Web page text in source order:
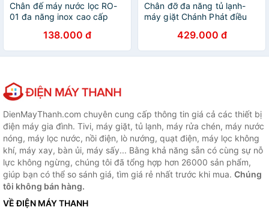
Chân đế máy nước lọc RO-
01 đa năng inox cao cấp
chỉnh kích thước 30x46 cm-
Hàng Chính Hãng
138.000 đ
Chân đỡ đa năng tủ lạnh-
máy giặt Chánh Phát điều
92cm, chân side by side
CTL92-SBS - Hàng Chính
Hãng
429.000 đ
DienMayThanh.com chuyên cung cấp thông tin giá cả các thiết bị
điện máy gia đình. Tivi, máy giặt, tủ lạnh, máy rửa chén, máy nước
nóng, máy lọc nước, nồi điện, lò nướng, quạt điện, máy lọc không
khí, máy xay, bàn ủi, máy sấy... Bằng khả năng sẵn có cùng sự nỗ
lực không ngừng, chúng tôi đã tổng hợp hơn 26000 sản phẩm,
giúp bạn có thể so sánh giá, tìm giá rẻ nhất trước khi mua. Chúng
tôi không bán hàng.
VỀ ĐIỆN MÁY THANH